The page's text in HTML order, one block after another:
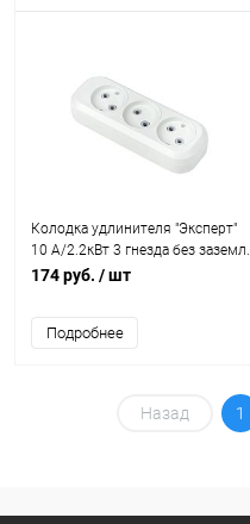
Колодка удлинителя "Эксперт"
10 А/2.2кВт 3 гнезда без заземл.
EKF AKB10-3
174 руб. / шт
Подробнее
Назад 1